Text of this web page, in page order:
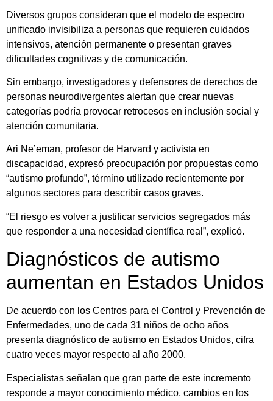
Diversos grupos consideran que el modelo de espectro
unificado invisibiliza a personas que requieren cuidados
intensivos, atención permanente o presentan graves
dificultades cognitivas y de comunicación.
Sin embargo, investigadores y defensores de derechos de
personas neurodivergentes alertan que crear nuevas
categorías podría provocar retrocesos en inclusión social y
atención comunitaria.
Ari Ne’eman, profesor de Harvard y activista en
discapacidad, expresó preocupación por propuestas como
“autismo profundo”, término utilizado recientemente por
algunos sectores para describir casos graves.
“El riesgo es volver a justificar servicios segregados más
que responder a una necesidad científica real”, explicó.
Diagnósticos de autismo
aumentan en Estados Unidos
De acuerdo con los Centros para el Control y Prevención de
Enfermedades, uno de cada 31 niños de ocho años
presenta diagnóstico de autismo en Estados Unidos, cifra
cuatro veces mayor respecto al año 2000.
Especialistas señalan que gran parte de este incremento
responde a mayor conocimiento médico, cambios en los